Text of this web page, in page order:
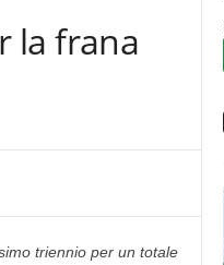
la frana
triennio per un totale